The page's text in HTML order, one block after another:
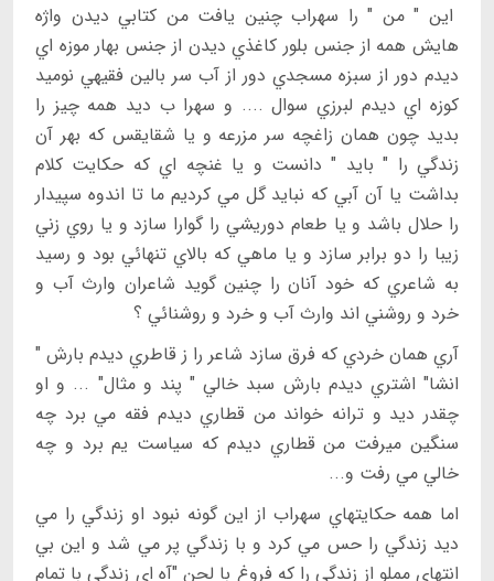
اين " من " را سهراب چنين يافت من كتابي ديدن واژه
هايش همه از جنس بلور كاغذي ديدن از جنس بهار موزه اي
ديدم دور از سبزه مسجدي دور از آب سر بالين فقيهي نوميد
كوزه اي ديدم لبرزي سوال .... و سهرا ب ديد همه چيز را
بديد چون همان زاغچه سر مزرعه و يا شقايقس كه بهر آن
زندگي را " بايد " دانست و يا غنچه اي كه حكايت كلام
بداشت يا آن آبي كه نبايد گل مي كرديم ما تا اندوه سپيدار
را حلال باشد و يا طعام دوريشي را گوارا سازد و يا روي زني
زيبا را دو برابر سازد و يا ماهي كه بالاي تنهائي بود و رسيد
به شاعري كه خود آنان را چنين گويد شاعران وارث آب و
خرد و روشني اند وارث آب و خرد و روشنائي ؟
آري همان خردي كه فرق سازد شاعر را ز قاطري ديدم بارش "
انشا" اشتري ديدم بارش سبد خالي " پند و مثال" ... و او
چقدر ديد و ترانه خواند من قطاري ديدم فقه مي برد چه
سنگين ميرفت من قطاري ديدم كه سياست يم برد و چه
خالي مي رفت و...
اما همه حكايتهاي سهراب از اين گونه نبود او زندگي را مي
ديد زندگي را حس مي كرد و با زندگي پر مي شد و اين بي
انتهاي مملو از زندگي را كه فروغ با لحن "آه اي زندگي با تمام